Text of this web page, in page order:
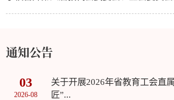
通知公告
03
2026-08
关于开展2026年省教育工会直
匠”...